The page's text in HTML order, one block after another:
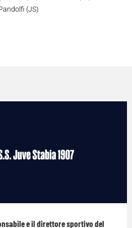
(JS)
e il direttore sportivo del